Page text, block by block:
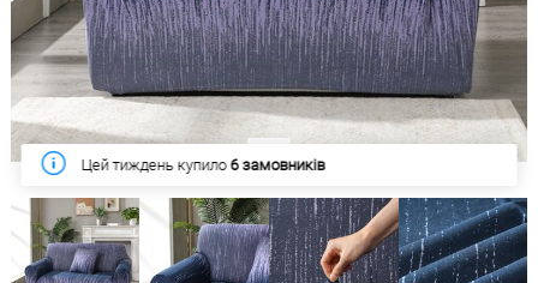
Цей тиждень купило 6 замовників